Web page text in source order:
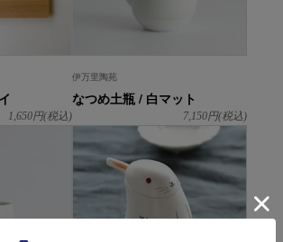
1,650円(税込)
伊万里陶苑
なつめ土瓶 / 白マット
7,150円(税込)